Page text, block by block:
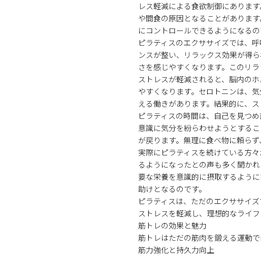
レス軽減による食欲制御にありま
や間食の原因となることがありま
にコントロールできるようになるの
ピラティスのエクササイズでは、
ンスが整い、リラックス効果が得
さを感じやすくなります。このリ
ストレスが軽減されると、脳内の
やすくなります。セロトニンは、
える働きがあります。結果的に、
ピラティスの時間は、自己を見つ
意識に気分を紛らわせようとする
が戻ります。無理に食べ物に頼ら
実際にピラティスを続けている方
るようになったとの声も多く聞か
要な栄養を意識的に摂取するよう
助けとなるのです。
ピラティスは、ただのエクササイ
ストレスを軽減し、理想的なライ
筋トレの効果と魅力
筋トレはただの筋肉を鍛える運動
筋力強化と持久力向上